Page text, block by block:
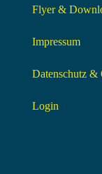
Flyer &
Impressum
Datenschutz &
Login